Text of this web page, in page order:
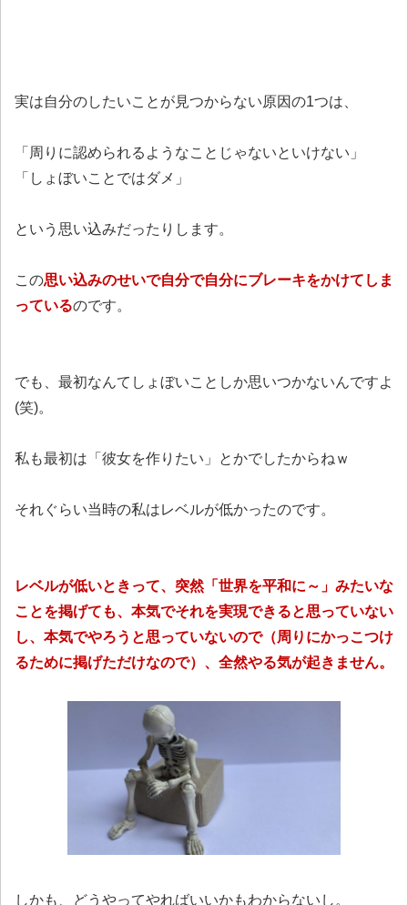
実は自分のしたいことが見つからない原因の1つは、
「周りに認められるようなことじゃないといけない」
「しょぼいことではダメ」
という思い込みだったりします。
この思い込みのせいで自分で自分にブレーキをかけてしま
っているのです。
でも、最初なんてしょぼいことしか思いつかないんですよ
(笑)。
私も最初は「彼女を作りたい」とかでしたからねｗ
それぐらい当時の私はレベルが低かったのです。
レベルが低いときって、突然「世界を平和に～」みたいな
ことを掲げても、本気でそれを実現できると思っていない
し、本気でやろうと思っていないので（周りにかっこつけ
るために掲げただけなので）、全然やる気が起きません。
しかも、どうやってやればいいかもわからないし。